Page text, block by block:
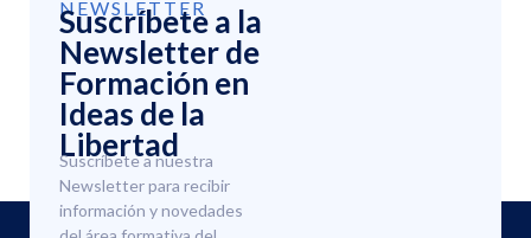
NEWSLETTER
Suscríbete a la
Newsletter de
Formación en
Ideas de la
Libertad
Suscríbete a nuestra
Newsletter para recibir
información y novedades